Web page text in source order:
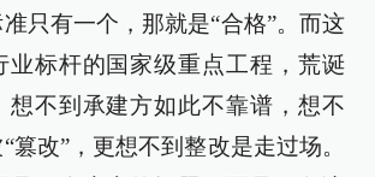
只有一个，那就是“合格”。而这
业标杆的国家级重点工程，荒诞
想不到承建方如此不靠谱，想不
篡改”，更想不到整改是走过场。